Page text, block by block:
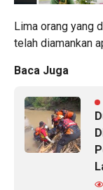
Lima orang yang
telah diamankan
Baca Juga